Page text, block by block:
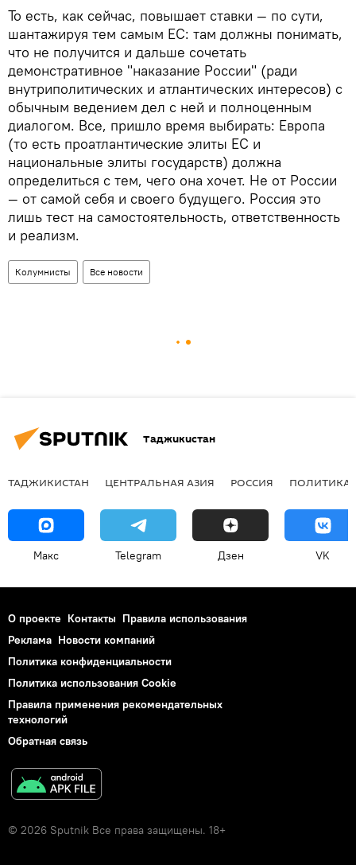
То есть, как сейчас, повышает ставки — по сути,
шантажируя тем самым ЕС: там должны понимать,
что не получится и дальше сочетать
демонстративное "наказание России" (ради
внутриполитических и атлантических интересов) с
обычным ведением дел с ней и полноценным
диалогом. Все, пришло время выбирать: Европа
(то есть проатлантические элиты ЕС и
национальные элиты государств) должна
определиться с тем, чего она хочет. Не от России
— от самой себя и своего будущего. Россия это
лишь тест на самостоятельность, ответственность
и реализм.
Колумнисты Все новости
Таджикистан
ТАДЖИКИСТАН ЦЕНТРАЛЬНАЯ АЗИЯ РОССИЯ ПОЛИТИКА
Макс Telegram Дзен VK
О проекте Контакты Правила использования
Реклама Новости компаний
Политика конфиденциальности
Политика использования Cookie
Правила применения рекомендательных
технологий
Обратная связь
© 2026 Sputnik Все права защищены. 18+